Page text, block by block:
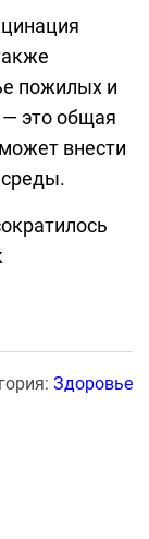
пожилых и
это общая
внести
среды.
Здоровье